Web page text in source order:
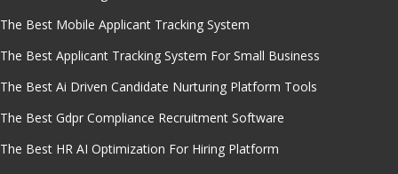
The Best Mobile Applicant Tracking System
The Best Applicant Tracking System For Small Business
The Best Ai Driven Candidate Nurturing Platform Tools
The Best Gdpr Compliance Recruitment Software
The Best HR AI Optimization For Hiring Platform